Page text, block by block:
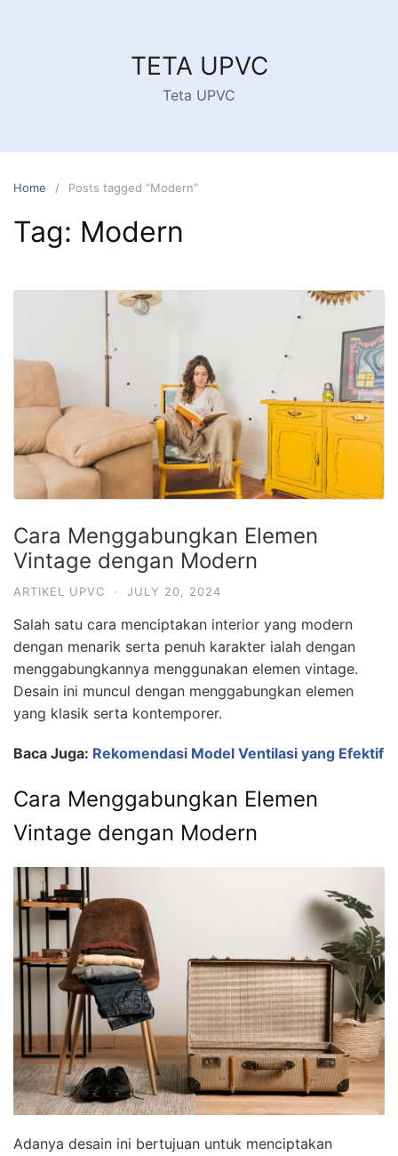
TETA UPVC
Teta UPVC
Home Posts tagged “Modern”
Tag: Modern
Cara Menggabungkan Elemen
Vintage dengan Modern
ARTIKEL UPVC · JULY 20, 2024
Salah satu cara menciptakan interior yang modern
dengan menarik serta penuh karakter ialah dengan
menggabungkannya menggunakan elemen vintage.
Desain ini muncul dengan menggabungkan elemen
yang klasik serta kontemporer.
Baca Juga: Rekomendasi Model Ventilasi yang Efektif
Cara Menggabungkan Elemen
Vintage dengan Modern
Adanya desain ini bertujuan untuk menciptakan